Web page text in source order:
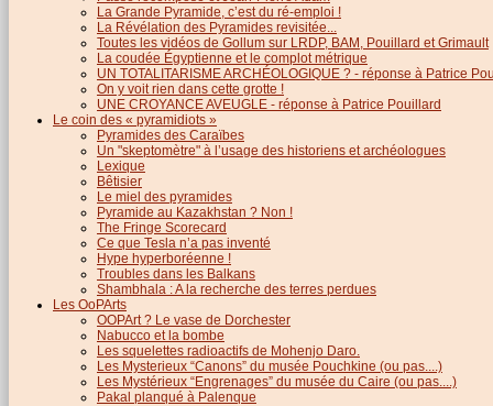
La Grande Pyramide, c’est du ré-emploi !
La Révélation des Pyramides revisitée...
Toutes les vidéos de Gollum sur LRDP, BAM, Pouillard et Grimault
La coudée Égyptienne et le complot métrique
UN TOTALITARISME ARCHÉOLOGIQUE ? - réponse à Patrice
On y voit rien dans cette grotte !
UNE CROYANCE AVEUGLE - réponse à Patrice Pouillard
Le coin des « pyramidiots »
Pyramides des Caraïbes
Un "skeptomètre" à l’usage des historiens et archéologues
Lexique
Bêtisier
Le miel des pyramides
Pyramide au Kazakhstan ? Non !
The Fringe Scorecard
Ce que Tesla n’a pas inventé
Hype hyperboréenne !
Troubles dans les Balkans
Shambhala : A la recherche des terres perdues
Les OoPArts
OOPArt ? Le vase de Dorchester
Nabucco et la bombe
Les squelettes radioactifs de Mohenjo Daro.
Les Mysterieux “Canons” du musée Pouchkine (ou pas....)
Les Mystérieux “Engrenages” du musée du Caire (ou pas....)
Pakal planqué à Palenque